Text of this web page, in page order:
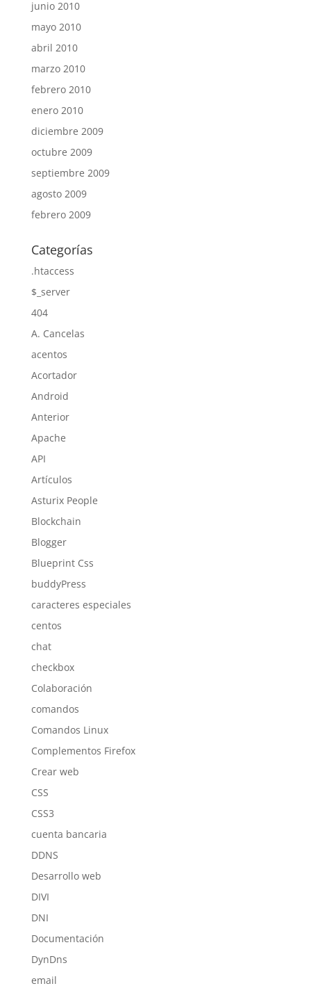
junio 2010
mayo 2010
abril 2010
marzo 2010
febrero 2010
enero 2010
diciembre 2009
octubre 2009
septiembre 2009
agosto 2009
febrero 2009
Categorías
.htaccess
$_server
404
A. Cancelas
acentos
Acortador
Android
Anterior
Apache
API
Artículos
Asturix People
Blockchain
Blogger
Blueprint Css
buddyPress
caracteres especiales
centos
chat
checkbox
Colaboración
comandos
Comandos Linux
Complementos Firefox
Crear web
CSS
CSS3
cuenta bancaria
DDNS
Desarrollo web
DIVI
DNI
Documentación
DynDns
email